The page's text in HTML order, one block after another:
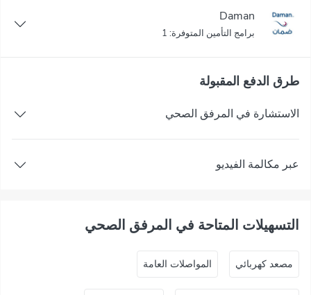
Daman
برامج التأمين المتوفرة: 1
طرق الدفع المقبولة
الاستشارة في المرفق الصحي
عبر مكالمة الفيديو
التسهيلات المتاحة في المرفق الصحي
ﻣﺼﻌﺪ ﻛﻬﺮﺑﺎﺋﻲ المواصلات العامة